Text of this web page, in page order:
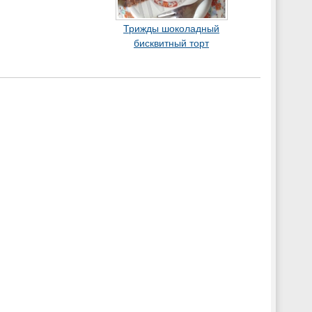
Трижды шоколадный
бисквитный торт